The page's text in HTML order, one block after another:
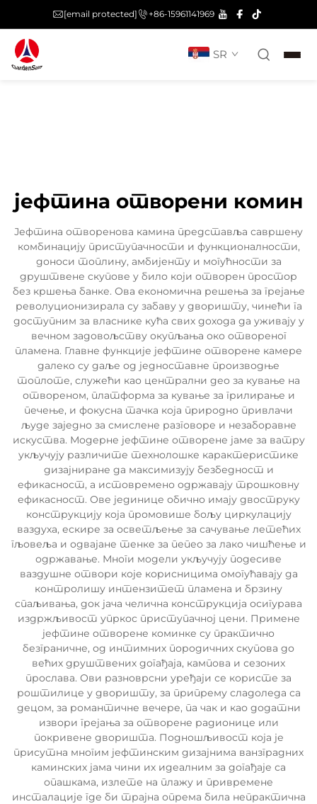
[email protected] +86-15961141969
SR
јефтина отворени комин
Јефтина отворенова камина представља савршену
комбинацију приступачности и функционалности,
доноси топлину, амбијенту и могућности за
друштвене скупове у било који отворен простор
без кршења банке. Ова економична решења за грејање
револуционизирала су забаву у дворишту, чинећи га
доступним за власнике кућа свих дохода да уживају у
вечном задовољству окупљања око отвореног
пламена. Главне функције јефтине отворене камере
далеко су даље од једноставне производње
топлоте, служећи као централни део за кување на
отвореном, платформа за кување за грилирање и
печење, и фокусна тачка која природно привлачи
људе заједно за смислене разговоре и незаборавне
искуства. Модерне јефтине отворене јаме за ватру
укључују различите технолошке карактеристике
дизајниране да максимизују безбедност и
ефикасност, а истовремено одржавају трошковну
ефикасност. Ове јединице обично имају двоструку
конструкцију која промовише бољу циркулацију
ваздуха, ескире за осветљење за сачување летећих
гљовеља и одвајане тенке за пепео за лако чишћење и
одржавање. Многи модели укључују подесиве
ваздушне отвори које корисницима омогућавају да
контролишу интензитет пламена и брзину
спаљивања, док јача челична конструкција осигурава
издржљивост упркос приступачној цени. Примене
јефтине отворене коминке су практично
безграничне, од интимних породичних скупова до
већих друштвених догађаја, кампова и сезоних
прослава. Ови разноврсни уређаји се користе за
роштилице у дворишту, за припрему сладоледа са
децом, за романтичне вечере, па чак и као додатни
извори грејања за отворене радионице или
покривене дворишта. Подношљивост која је
присутна многим јефтинским дизајнима ванзградних
каминских јама чини их идеалним за догађаје са
опашкама, излете на плажу и привремене
инсталације где би трајна опрема била непрактична